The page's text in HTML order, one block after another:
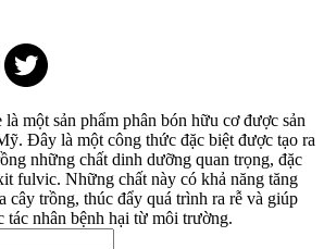
một sản phẩm phân bón hữu cơ được sản
Đây là một công thức đặc biệt được tạo ra
những chất dinh dưỡng quan trọng, đặc
fulvic. Những chất này có khả năng tăng
cây trồng, thúc đẩy quá trình ra rễ và giúp
tác nhân bệnh hại từ môi trường.